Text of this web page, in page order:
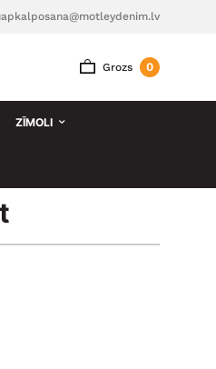
Grozs 0
ZĪMOLI